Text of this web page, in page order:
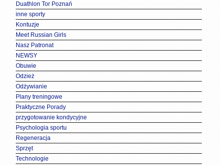
Duathlon Tor Poznań
inne sporty
Kontuzje
Meet Russian Girls
Nasz Patronat
NEWSY
Obuwie
Odzież
Odżywianie
Plany treningowe
Praktyczne Porady
przygotowanie kondycyjne
Psychologia sportu
Regeneracja
Sprzęt
Technologie